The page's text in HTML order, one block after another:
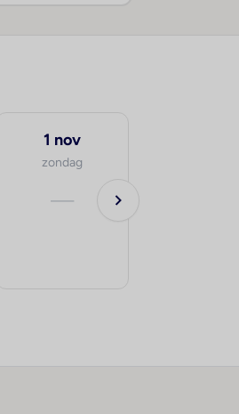
1 nov
zondag
—